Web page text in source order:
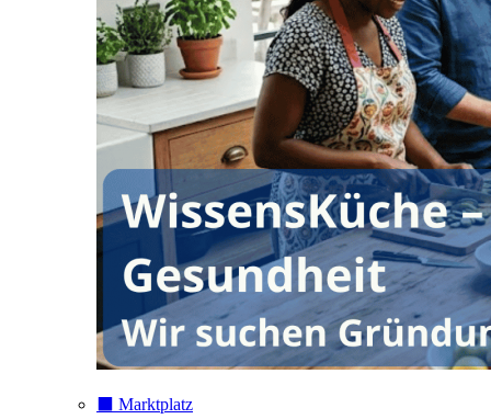
⬛️ Marktplatz